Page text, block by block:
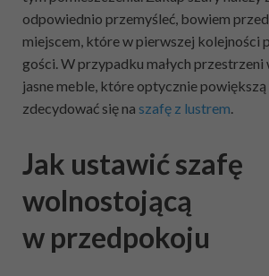
odpowiednio przemyśleć, bowiem
miejscem, które w pierwszej kolejności
gości. W przypadku małych
jasne meble, które optycznie
zdecydować się na szafę z lustrem.
Jak ustawić szafę
wolnostojącą
w przedpokoju